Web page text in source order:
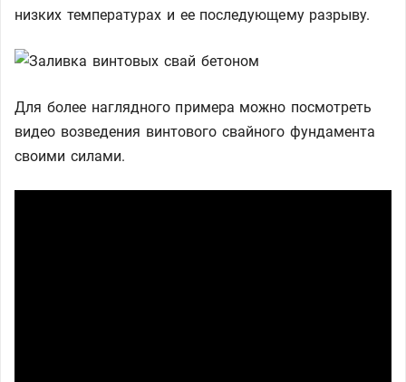
низких температурах и ее последующему разрыву.
Для более наглядного примера можно посмотреть
видео возведения винтового свайного фундамента
своими силами.